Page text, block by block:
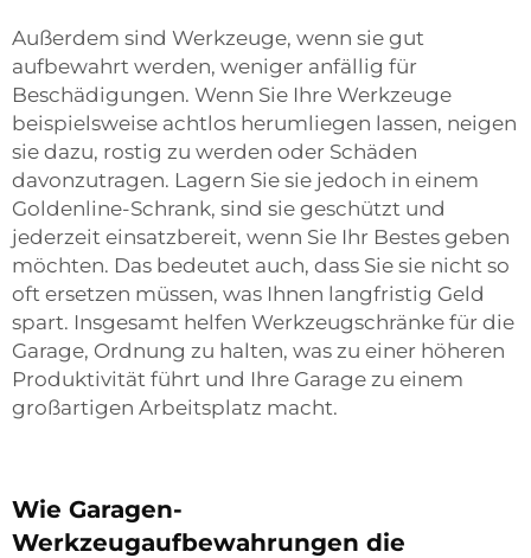
Außerdem sind Werkzeuge, wenn sie gut
aufbewahrt werden, weniger anfällig für
Beschädigungen. Wenn Sie Ihre Werkzeuge
beispielsweise achtlos herumliegen lassen, neigen
sie dazu, rostig zu werden oder Schäden
davonzutragen. Lagern Sie sie jedoch in einem
Goldenline-Schrank, sind sie geschützt und
jederzeit einsatzbereit, wenn Sie Ihr Bestes geben
möchten. Das bedeutet auch, dass Sie sie nicht so
oft ersetzen müssen, was Ihnen langfristig Geld
spart. Insgesamt helfen Werkzeugschränke für die
Garage, Ordnung zu halten, was zu einer höheren
Produktivität führt und Ihre Garage zu einem
großartigen Arbeitsplatz macht.
Wie Garagen-
Werkzeugaufbewahrungen die